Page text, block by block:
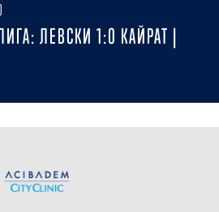
ЛЕВСКИ 1:0 КАЙРАТ |